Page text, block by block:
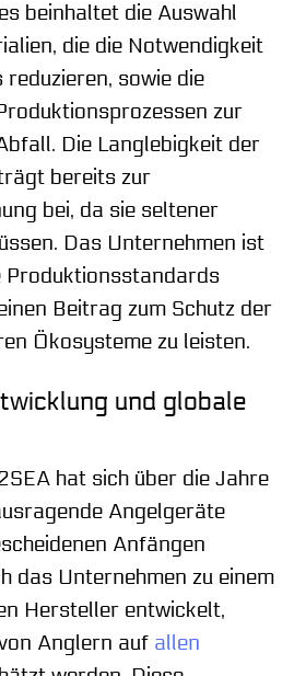
beinhaltet die Auswahl
die die Notwendigkeit
sowie die
zur
Die Langlebigkeit der
bereits zur
bei, da sie seltener
Das Unternehmen ist
Produktionsstandards
Beitrag zum Schutz der
Ökosysteme zu leisten.
und globale
hat sich über die Jahre
Angelgeräte
Anfängen
das Unternehmen zu einem
Hersteller entwickelt,
Anglern auf allen